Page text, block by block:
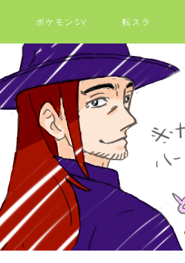
ポケモンSV 転スラ